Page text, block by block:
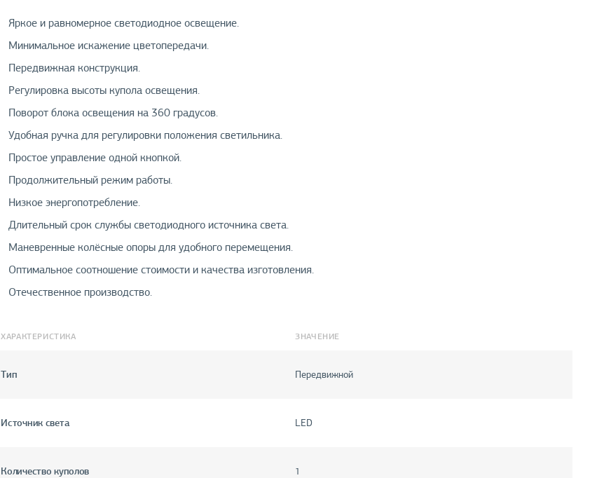
Яркое и равномерное светодиодное освещение.
Минимальное искажение цветопередачи.
Передвижная конструкция.
Регулировка высоты купола освещения.
Поворот блока освещения на 360 градусов.
Удобная ручка для регулировки положения светильника.
Простое управление одной кнопкой.
Продолжительный режим работы.
Низкое энергопотребление.
Длительный срок службы светодиодного источника света.
Маневренные колёсные опоры для удобного перемещения.
Оптимальное соотношение стоимости и качества изготовления.
Отечественное производство.
ХАРАКТЕРИСТИКА ЗНАЧЕНИЕ
Тип Передвижной
Источник света LED
Количество куполов 1